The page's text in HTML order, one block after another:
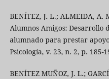
BENÍTEZ, J. L.; ALMEIDA, A.
Alumnos Amigos: Desarrollo
alumnado para prestar
Psicología, v. 23, n. 2, p. 185-
BENÍTEZ MUÑOZ, J. L.;